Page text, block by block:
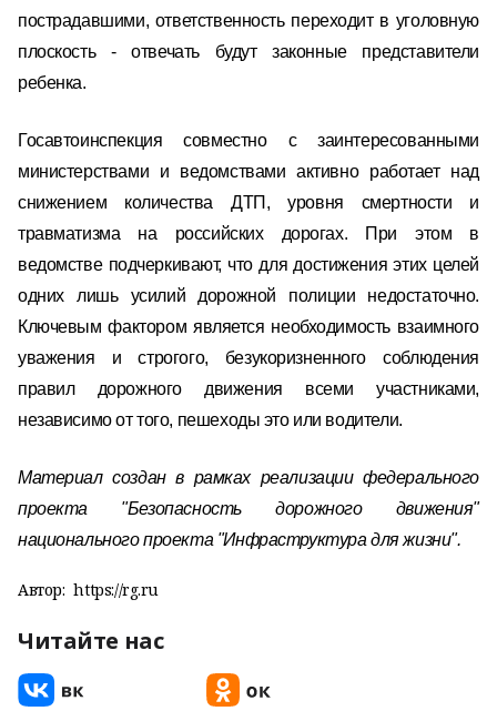
пострадавшими, ответственность переходит в уголовную
плоскость - отвечать будут законные представители
ребенка.
Госавтоинспекция совместно с заинтересованными
министерствами и ведомствами активно работает над
снижением количества ДТП, уровня смертности и
травматизма на российских дорогах. При этом в
ведомстве подчеркивают, что для достижения этих целей
одних лишь усилий дорожной полиции недостаточно.
Ключевым фактором является необходимость взаимного
уважения и строгого, безукоризненного соблюдения
правил дорожного движения всеми участниками,
независимо от того, пешеходы это или водители.
Материал создан в рамках реализации федерального
проекта "Безопасность дорожного движения"
национального проекта "Инфраструктура для жизни".
Автор: https://rg.ru
Читайте нас